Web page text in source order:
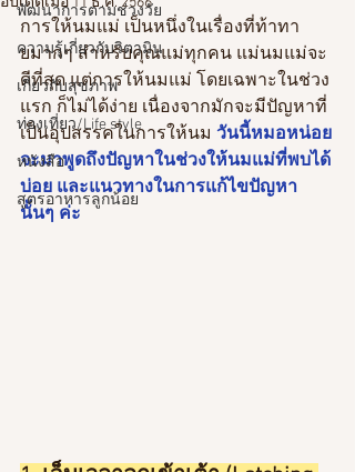
พัฒนาการตามช่วงวัย
ความรู้เกี่ยวกับวิตามิน
เกี่ยวกับสุขภาพ
ท่องเที่ยว/Life style
หนังสือ
สูตรอาหารลูกน้อย
การให้นมแม่ เป็นหนึ่งในเรื่องที่ท้าทา
ยมากๆ สำหรับคุณแม่ทุกคน แม่นมแม่จะ
ดีที่สุด แต่การให้นมแม่ โดยเฉพาะในช่วง
แรก ก็ไม่ได้ง่าย เนื่องจากมักจะมีปัญหาที่
เป็นอุปสรรคในการให้นม วันนี้หมอหน่อย
จะมาพูดถึงปัญหาในช่วงให้นมแม่ที่พบได้
บ่อย และแนวทางในการแก้ไขปัญหา
นั้นๆ ค่ะ